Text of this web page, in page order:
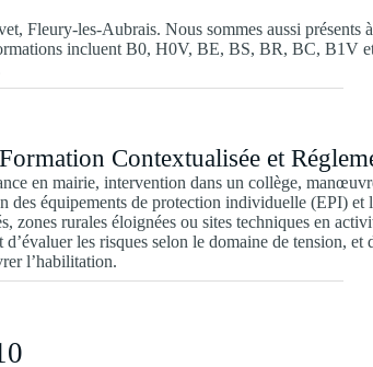
Fleury-les-Aubrais. Nous sommes aussi présents
incluent B0, H0V, BE, BS, BR, BC, B1V
Contextualisée et
en mairie, intervention dans un collège,
équipements de protection individuelle (EPI) et
rurales éloignées ou sites techniques en
les risques selon le domaine de tension,
l’habilitation.